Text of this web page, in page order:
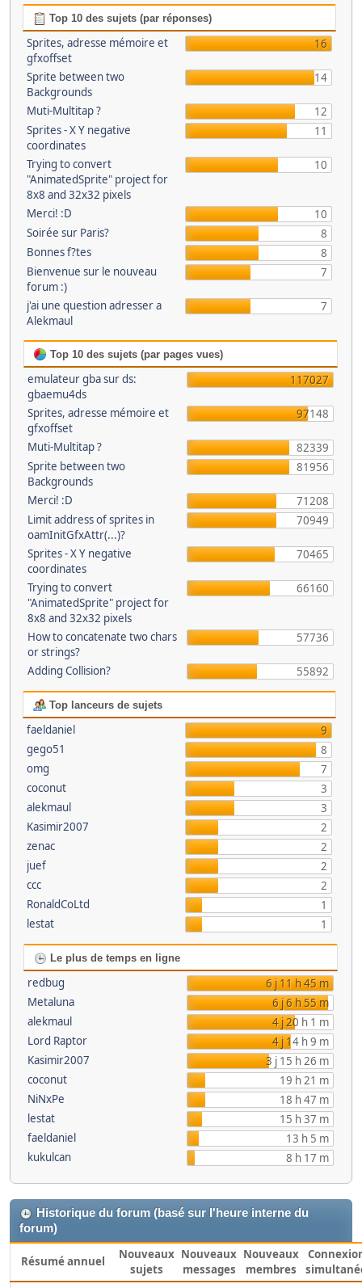
Top 10 des sujets (par réponses)
Sprites, adresse mémoire et
gfxoffset
16
Sprite between two
Backgrounds
14
Muti-Multitap ?
12
Sprites - X Y negative
coordinates
11
Trying to convert
"AnimatedSprite" project for
8x8 and 32x32 pixels
10
Merci! :D
10
Soirée sur Paris?
8
Bonnes f?tes
8
Bienvenue sur le nouveau
forum :)
7
j'ai une question adresser a
Alekmaul
7
Top 10 des sujets (par pages vues)
emulateur gba sur ds:
gbaemu4ds
117027
Sprites, adresse mémoire et
gfxoffset
97148
Muti-Multitap ?
82339
Sprite between two
Backgrounds
81956
Merci! :D
71208
Limit address of sprites in
oamInitGfxAttr(...)?
70949
Sprites - X Y negative
coordinates
70465
Trying to convert
"AnimatedSprite" project for
8x8 and 32x32 pixels
66160
How to concatenate two chars
or strings?
57736
Adding Collision? 55892
Top lanceurs de sujets
faeldaniel
9
gego51
8
omg
7
coconut
3
alekmaul
3
Kasimir2007
2
zenac
2
juef
2
ccc
2
RonaldCoLtd
1
lestat
1
Le plus de temps en ligne
redbug
6 j 11 h 45 m
Metaluna
6 j 6 h 55 m
alekmaul
4 j 20 h 1 m
Lord Raptor
4 j 14 h 9 m
Kasimir2007
3 j 15 h 26 m
coconut
19 h 21 m
NiNxPe
18 h 47 m
lestat
15 h 37 m
faeldaniel
13 h 5 m
kukulcan
8 h 17 m
Historique du forum (basé sur l'heure interne du
forum)
Résumé annuel
Nouveaux
sujets
Nouveaux
messages
Nouveaux
membres